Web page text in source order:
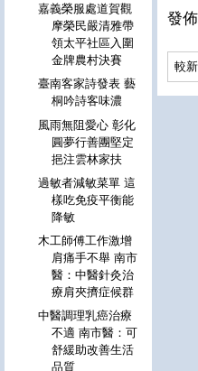
發
較
嘉義榮服處道賀觀
摩榮民嚴清雅帶
領太平社區入圍
金牌農村決賽
臺南客家詩發表 藝
桐吟詩客味濃
風雨無阻愛心 彰化
圓夢行善團堅定
挹注雲林家扶
過敏者減敏菜單 這
樣吃免疫平衡能
降敏
木工師傅工作激增
肩痛手不舉 南市
醫：中醫針灸治
療肩夾擠症候群
中醫調理乳癌治療
不適 南市醫：可
舒緩助改善生活
品質